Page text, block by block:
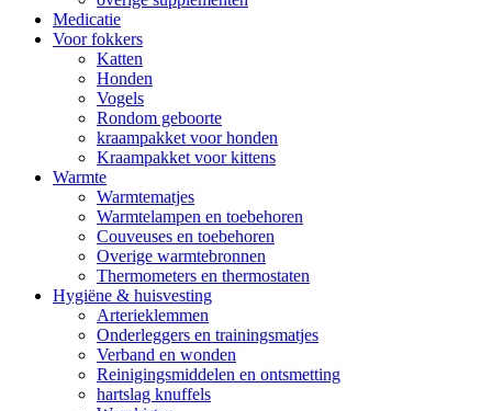
Medicatie
Voor fokkers
Katten
Honden
Vogels
Rondom geboorte
kraampakket voor honden
Kraampakket voor kittens
Warmte
Warmtematjes
Warmtelampen en toebehoren
Couveuses en toebehoren
Overige warmtebronnen
Thermometers en thermostaten
Hygiëne & huisvesting
Arterieklemmen
Onderleggers en trainingsmatjes
Verband en wonden
Reinigingsmiddelen en ontsmetting
hartslag knuffels